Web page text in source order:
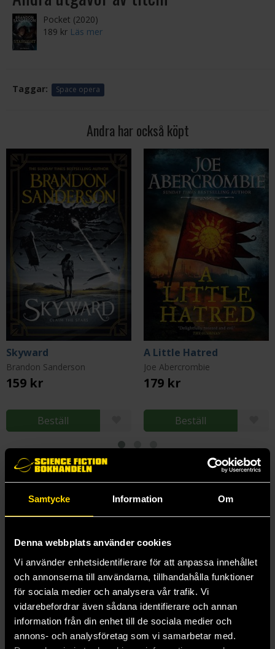
Samtycke Information Om
Denna webbplats använder cookies
Vi använder enhetsidentifierare för att anpassa innehållet
och annonserna till användarna, tillhandahålla funktioner
för sociala medier och analysera vår trafik. Vi
vidarebefordrar även sådana identifierare och annan
information från din enhet till de sociala medier och
annons- och analysföretag som vi samarbetar med.
Pocket (2020)
189 kr Läs mer
Taggar: Space opera
Andra har också köpt
Skyward
Brandon Sanderson
159 kr
Beställ
A Little Hatred
Joe Abercrombie
179 kr
Beställ
Andra delar i serien